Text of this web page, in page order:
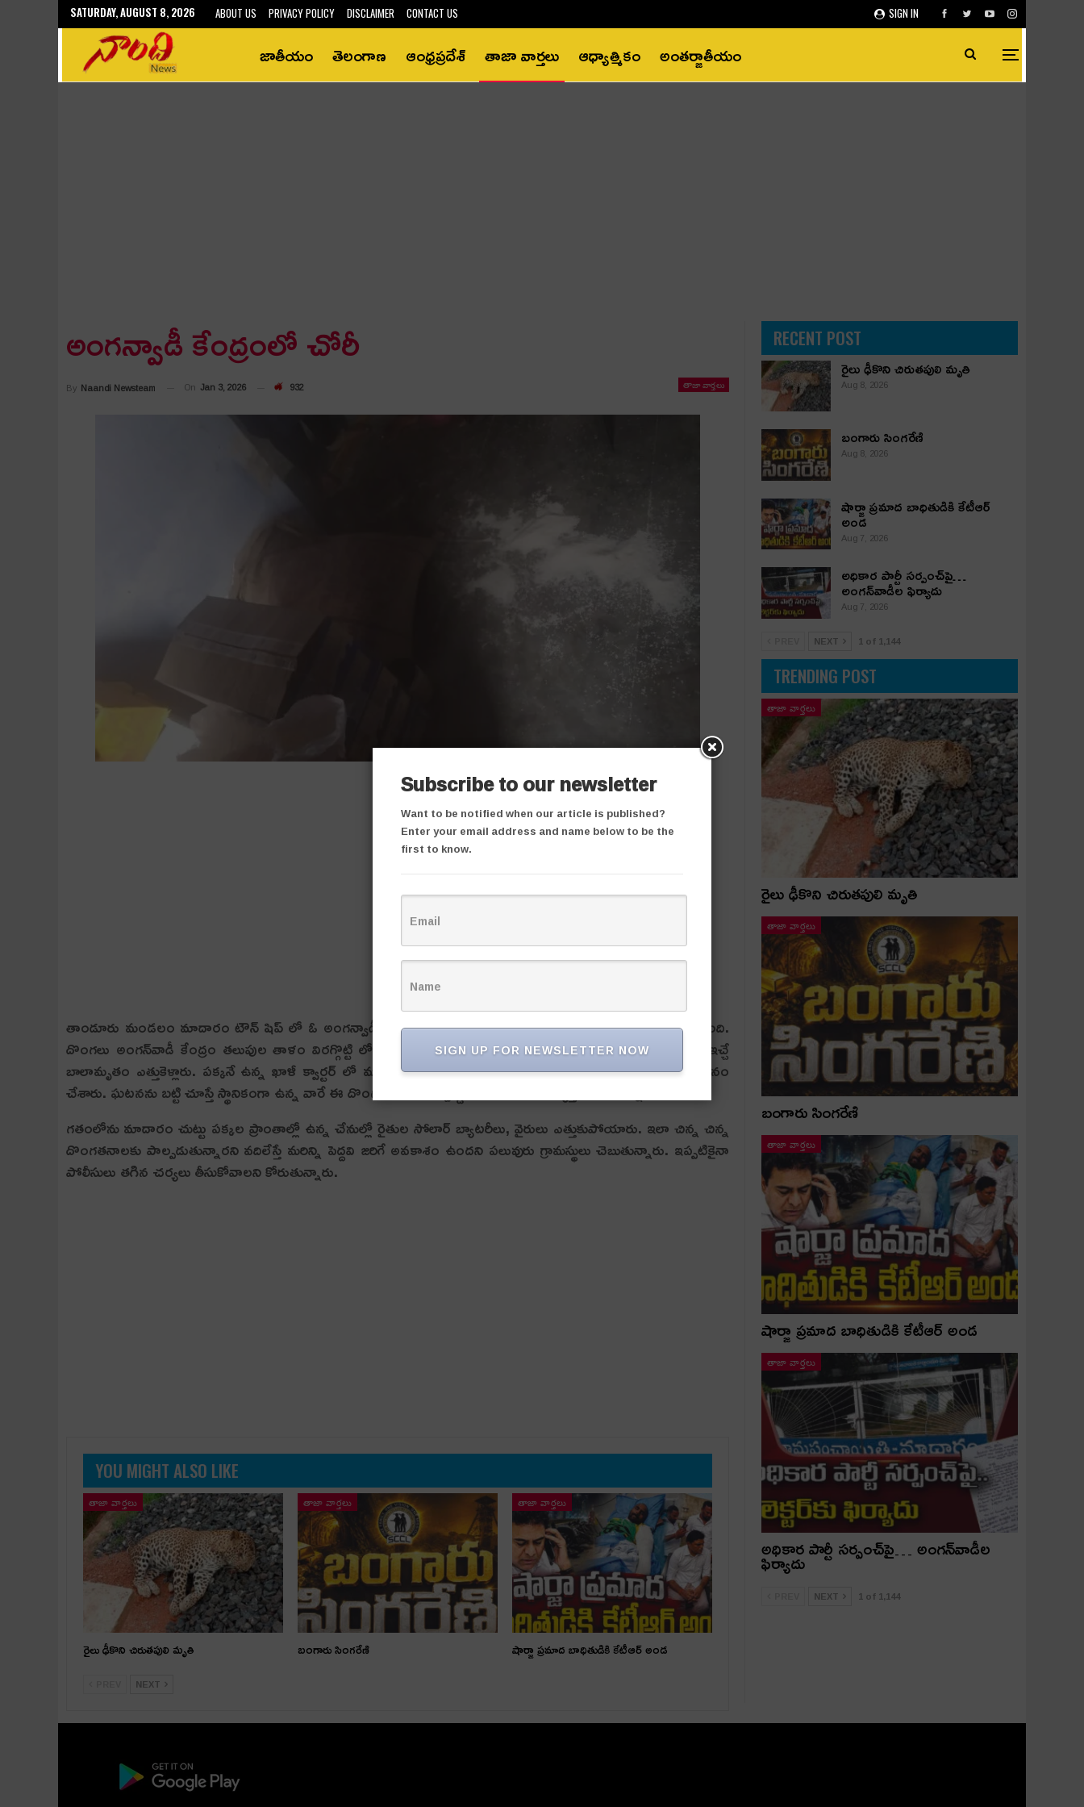
SIGN IN
SATURDAY, AUGUST 8, 2026 ABOUT US PRIVACY POLICY DISCLAIMER CONTACT US
జాతీయం తెలంగాణ ఆంధ్రప్రదేశ్‌ తాజా వార్తలు ఆధ్యాత్మికం అంతర్జాతీయం
అంగన్వాడీ కేంద్రంలో చోరీ
తాజా వార్తలు
By Naandi Newsteam On Jan 3, 2026 932
తాండూరు మండలం మాదారం టౌన్ షిప్ లో ఓ అంగన్వాడీ కేంద్రంలో దొంగలు పడ్డారు. శుక్రవారం రాత్రి దొంగతనం జరిగింది.
దొంగలు అంగన్‌వాడీ కేంద్రం తలుపుల తాళం విరగ్గొట్టి లోపల ఉన్న బియ్యం, వంట నూనె ప్యాకెట్లు, కందిపప్పు, పిల్లలకు ఇచ్చే
బాలామృతం ఎత్తుకెళ్లారు. పక్కనే ఉన్న ఖాళీ క్వార్టర్ లో మందు తాగి ఆ సీసాలను అలాగే వదిలేసిన దొంగలు రాత్రి దొంగతనం
చేశారు. ఘటనను బట్టి చూస్తే స్థానికంగా ఉన్న వారే ఈ దొంగతనానికి పాల్పడ్డారని అనుమానాల వ్యక్తం అవుతున్నాయి.
గతంలోను మాదారం చుట్టు పక్కల ప్రాంతాల్లో ఉన్న చేనుల్లో రైతుల సోలార్ బ్యాటరీలు, వైరులు ఎత్తుకుపోయారు. ఇలా చిన్న చిన్న
దొంగతనాలకు పాల్పడుతున్నారని వదిలేస్తే మరిన్ని పెద్దవి జరిగే అవకాశం ఉందని పలువురు గ్రామస్థులు చెబుతున్నారు. ఇప్పటికైనా
పోలీసులు తగిన చర్యలు తీసుకోవాలని కోరుతున్నారు.
YOU MIGHT ALSO LIKE
తాజా వార్తలు
రైలు ఢీకొని చిరుతపులి మృతి
తాజా వార్తలు
బంగారు సింగరేణి
తాజా వార్తలు
షార్జా ప్రమాద బాధితుడికి కేటీఆర్ అండ
NEXT
RECENT POST
రైలు ఢీకొని చిరుతపులి మృతి
Aug 8, 2026
బంగారు సింగరేణి
Aug 8, 2026
షార్జా ప్రమాద బాధితుడికి కేటీఆర్
అండ
Aug 7, 2026
అధికార పార్టీ స‌ర్పంచ్‌పై…
అంగ‌న్‌వాడీల ఫిర్యాదు
Aug 7, 2026
NEXT 1 of 1,144
TRENDING POST
తాజా వార్తలు
రైలు ఢీకొని చిరుతపులి మృతి
తాజా వార్తలు
బంగారు సింగరేణి
తాజా వార్తలు
షార్జా ప్రమాద బాధితుడికి కేటీఆర్ అండ
తాజా వార్తలు
అధికార పార్టీ స‌ర్పంచ్‌పై… అంగ‌న్‌వాడీల
ఫిర్యాదు
NEXT 1 of 1,144
Subscribe to our newsletter
Want to be notified when our article is published?
Enter your email address and name below to be the
first to know.
SIGN UP FOR NEWSLETTER NOW